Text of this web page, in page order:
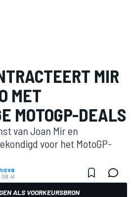
MIR
MET
MOTOGP-DEALS
van Joan Mir en
voor het MotoGP-
ALS VOORKEURSBRON